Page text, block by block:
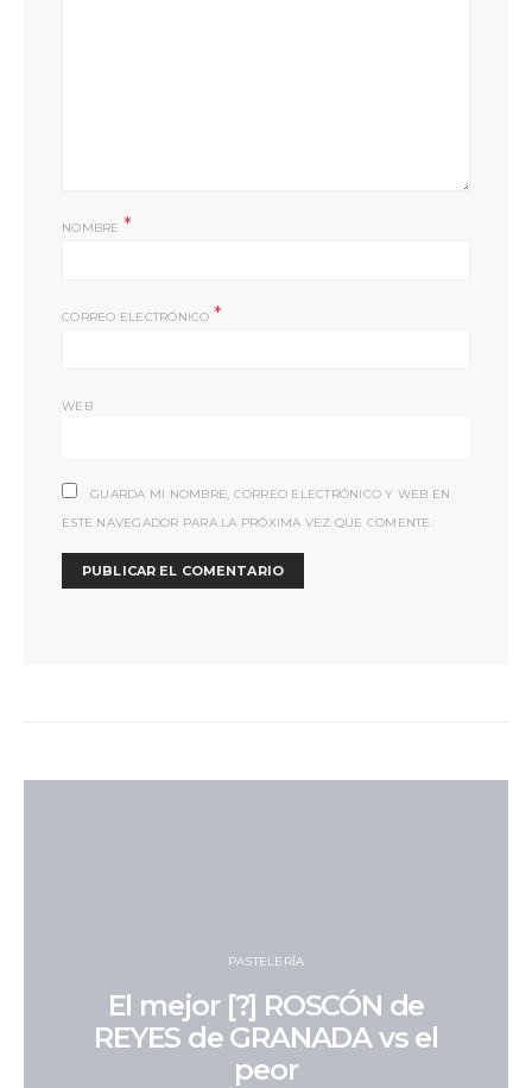
NOMBRE *
CORREO ELECTRÓNICO *
WEB
GUARDA MI NOMBRE, CORREO ELECTRÓNICO Y WEB EN
ESTE NAVEGADOR PARA LA PRÓXIMA VEZ QUE COMENTE.
PASTELERÍA
El mejor [?] ROSCÓN de
REYES de GRANADA vs el
peor